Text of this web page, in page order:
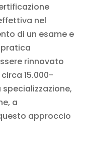
nel
di un esame e
pratica
rinnovato
15.000-
a
approccio